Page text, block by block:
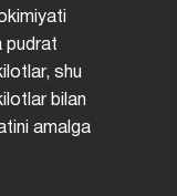
pudrat
shu
bilan
amalga